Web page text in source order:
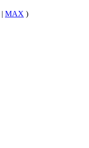
| MAX )